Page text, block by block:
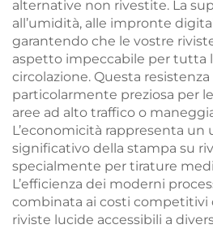
alternative non rivestite. La
all’umidità, alle impronte
garantendo che le vostre
aspetto impeccabile per tutta
circolazione. Questa resistenza
particolarmente preziosa per
aree ad alto traffico o
L’economicità rappresenta
significativo della stampa su
specialmente per tirature
L’efficienza dei moderni
combinata ai costi competitivi
riviste lucide accessibili a